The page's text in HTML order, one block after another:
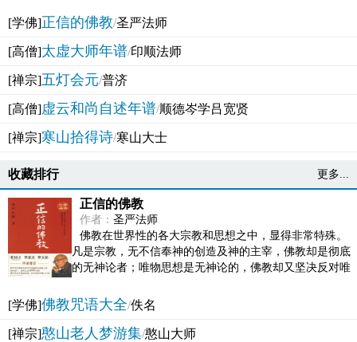
[学佛]正信的佛教/圣严法师
[高僧]太虚大师年谱/印顺法师
[禅宗]五灯会元/普济
[高僧]虚云和尚自述年谱/顺德岑学吕宽贤
[禅宗]寒山拾得诗/寒山大士
收藏排行 更多...
正信的佛教
作者： 圣严法师
佛教在世界性的各大宗教和思想之中，显得非常特殊。
凡是宗教，无不信奉神的创造及神的主宰，佛教却是彻底
的无神论者；唯物思想是无神论的，佛教却又坚决反对唯
[学佛]佛教咒语大全/佚名
[禅宗]憨山老人梦游集/憨山大师